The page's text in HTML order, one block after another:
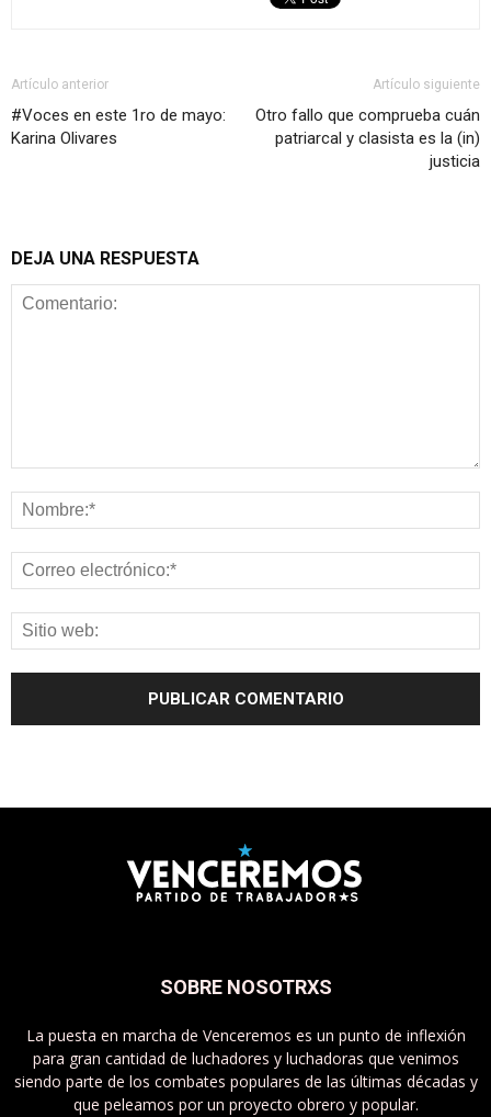
Artículo anterior
#Voces en este 1ro de mayo:
Karina Olivares
Artículo siguiente
Otro fallo que comprueba cuán
patriarcal y clasista es la (in)
justicia
DEJA UNA RESPUESTA
SOBRE NOSOTRXS
La puesta en marcha de Venceremos es un punto de inflexión
para gran cantidad de luchadores y luchadoras que venimos
siendo parte de los combates populares de las últimas décadas y
que peleamos por un proyecto obrero y popular.